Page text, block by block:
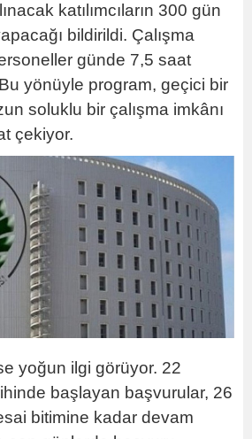
katılımcıların 300 gün
bildirildi. Çalışma
günde 7,5 saat
yönüyle program, geçici bir
soluklu bir çalışma imkânı
çekiyor.
yoğun ilgi görüyor. 22
başlayan başvurular, 26
bitimine kadar devam